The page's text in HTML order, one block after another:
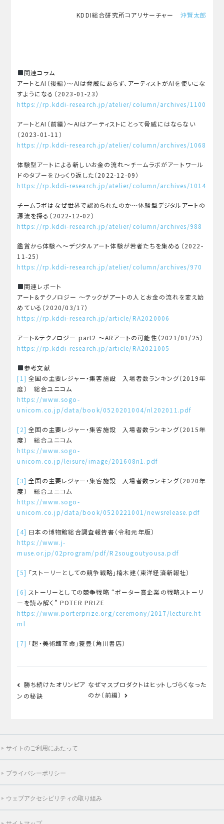
KDDI総合研究所コアリサーチャー 沖賢太郎
関連コラム
アートとAI（後編）〜AIは脅威にあらず、アーティストがAIを使いこな
すようになる（2023-01-23）
https://rp.kddi-research.jp/atelier/column/archives/1100
アートとAI（前編）〜AIはアーティストにとって脅威にはならない
（2023-01-11）
https://rp.kddi-research.jp/atelier/column/archives/1068
体験型アートによる新しいお金の流れ〜チームラボがアートワール
ドのタブーをひっくり返した（2022-12-09）
https://rp.kddi-research.jp/atelier/column/archives/1014
チームラボはなぜ世界で認められたのか〜体験型デジタルアートの
源流を探る（2022-12-02）
https://rp.kddi-research.jp/atelier/column/archives/988
鑑賞から体験へ〜デジタルアート体験が若者たちを集める（2022-
11-25）
https://rp.kddi-research.jp/atelier/column/archives/970
関連レポート
アート＆テクノロジー 〜テックがアートの人とお金の流れを変え始
めている（2020/03/17）
https://rp.kddi-research.jp/article/RA2020006
アート&テクノロジー part2 〜ARアートの可能性（2021/01/25）
https://rp.kddi-research.jp/article/RA2021005
参考文献
[1] 全国の主要レジャー・集客施設 入場者数ランキング（2019年
度） 総合ユニコム
https://www.sogo-
unicom.co.jp/data/book/0520201004/nl202011.pdf
[2] 全国の主要レジャー・集客施設 入場者数ランキング（2015年
度） 総合ユニコム
https://www.sogo-
unicom.co.jp/leisure/image/201608n1.pdf
[3] 全国の主要レジャー・集客施設 入場者数ランキング（2020年
度） 総合ユニコム
https://www.sogo-
unicom.co.jp/data/book/0520221001/newsrelease.pdf
[4] 日本の博物館総合調査報告書（令和元年版）
https://www.j-
muse.or.jp/02program/pdf/R2sougoutyousa.pdf
[5] 「ストーリーとしての競争戦略」楠木建（東洋経済新報社）
[6] ストーリーとしての競争戦略 “ポーター賞企業の戦略ストーリ
ーを読み解く” POTER PRIZE
https://www.porterprize.org/ceremony/2017/lecture.ht
ml
[7] 「超・美術館革命」蓑豊（角川書店）
稿
ゲ
ー
シ
ョ
ン
勝ち続けたオリンピア
ンの秘訣
なぜマスプロダクトはヒットしづらくなった
のか（前編）
サイトのご利用にあたって
プライバシーポリシー
ウェブアクセシビリティの取り組み